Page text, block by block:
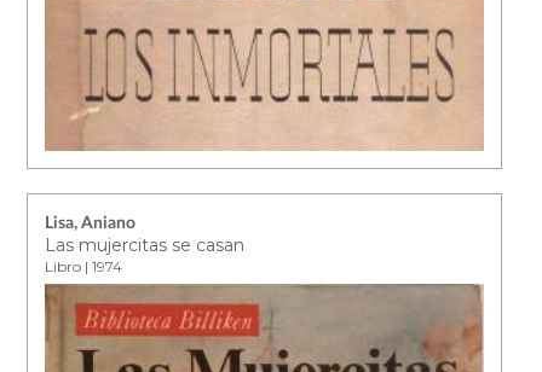
Lisa, Aniano
Las mujercitas se casan
Libro | 1974